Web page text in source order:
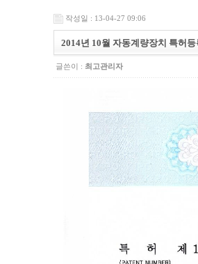
작성일 : 13-04-27 09:06
2014년 10월 자동계량장치 특허등
글쓴이 : 최고관리자